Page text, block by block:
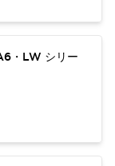
・LW シリー